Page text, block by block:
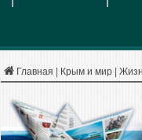
Главная Крым и мир